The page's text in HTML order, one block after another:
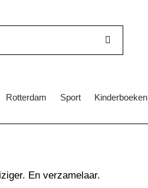
Rotterdam Sport Kinderboeken
En verzamelaar.